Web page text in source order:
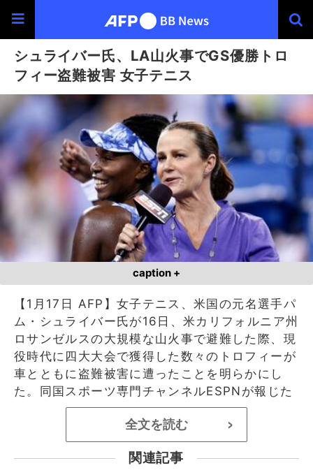
シュライバー氏、LA山火事でGS優勝トロ
フィー盗難被害 女子テニス
caption +
【1月17日 AFP】女子テニス、米国の元名選手パ
ム・シュライバー氏が16日、米カリフォルニア州
ロサンゼルスの大規模な山火事で避難した際、現
役時代に四大大会で獲得した数々のトロフィーが
車とともに盗難被害に遭ったことを明らかにし
た。同国スポーツ専門チャンネルESPNが報じた
全文を読む >
関連記事